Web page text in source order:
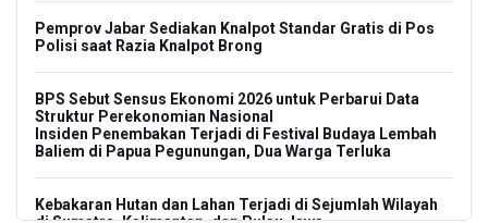
Pemprov Jabar Sediakan Knalpot Standar Gratis di Pos
Polisi saat Razia Knalpot Brong
BPS Sebut Sensus Ekonomi 2026 untuk Perbarui Data
Struktur Perekonomian Nasional
Insiden Penembakan Terjadi di Festival Budaya Lembah
Baliem di Papua Pegunungan, Dua Warga Terluka
Kebakaran Hutan dan Lahan Terjadi di Sejumlah Wilayah